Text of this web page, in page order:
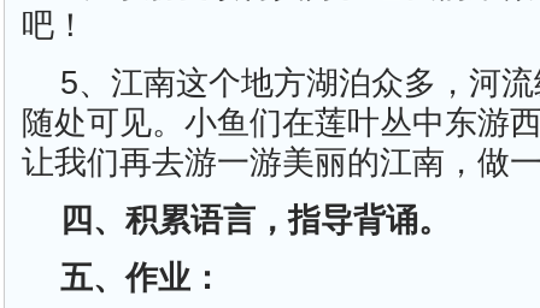
吧！
5、江南这个地方湖泊众多，河
随处可见。小鱼们在莲叶丛中东游
让我们再去游一游美丽的江南，做
四、积累语言，指导背诵。
五、作业：